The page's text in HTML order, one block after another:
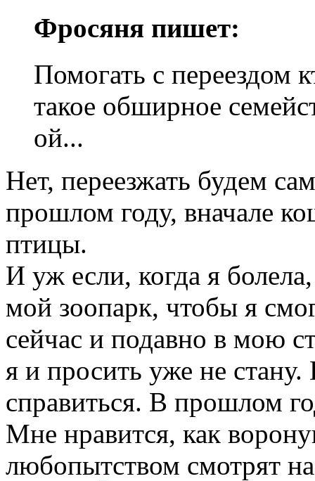
Фросяня пишет:
Помогать с переездом
такое обширное
ой...
Нет, переезжать будем
прошлом году, вначале
птицы.
И уж если, когда я
мой зоопарк, чтобы я
сейчас и подавно в мою
я и просить уже не
справиться. В прошлом
Мне нравится, как
любопытством смотрят